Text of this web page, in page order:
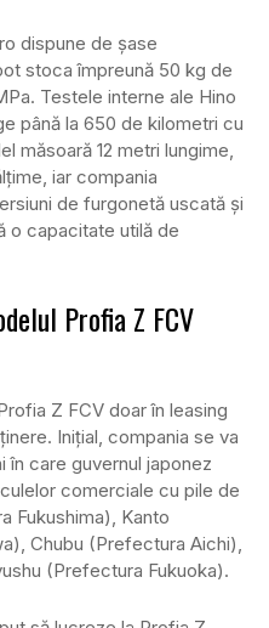
dispune de șase
stoca împreună 50 kg de
Testele interne ale Hino
până la 650 de kilometri cu
măsoară 12 metri lungime,
iar compania
de furgonetă uscată și
o capacitate utilă de
Profia Z FCV
Z FCV doar în leasing
Inițial, compania se va
care guvernul japonez
comerciale cu pile de
Fukushima), Kanto
Chubu (Prefectura Aichi),
(Prefectura Fukuoka).